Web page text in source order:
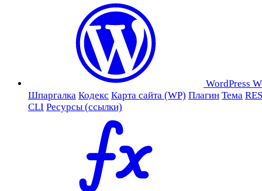
WordPress
Шпаргалка Кодекс Карта сайта (WP) Плагин Тема
CLI Ресурсы (ссылки)